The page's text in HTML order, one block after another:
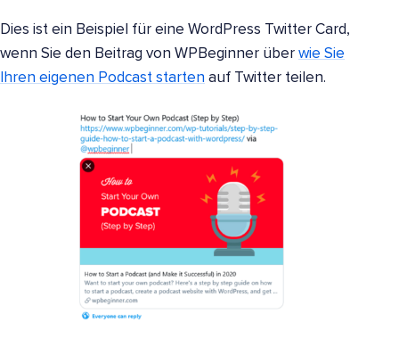
Dies ist ein Beispiel für eine WordPress Twitter Card,
wenn Sie den Beitrag von WPBeginner über wie Sie
Ihren eigenen Podcast starten auf Twitter teilen.